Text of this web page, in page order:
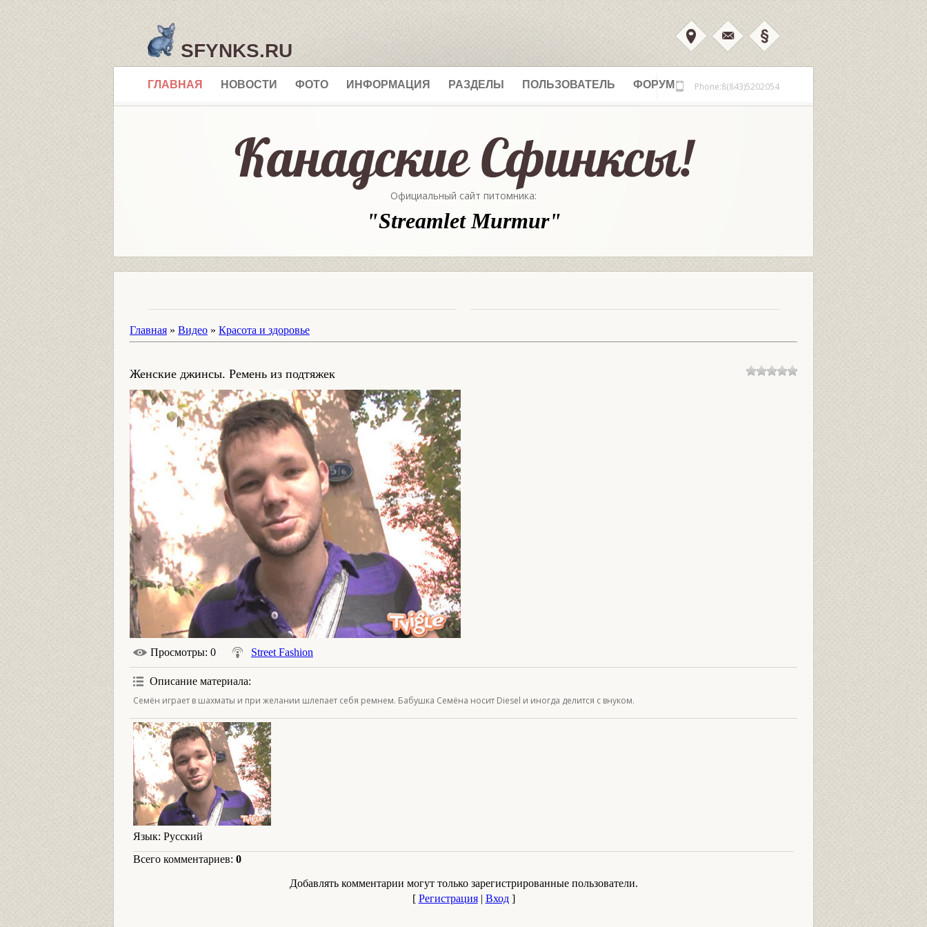
SFYNKS.RU
ГЛАВНАЯ НОВОСТИ ФОТО ИНФОРМАЦИЯ РАЗДЕЛЫ ПОЛЬЗОВАТЕЛЬ ФОРУМ Phone:8(843)5202054
Официальный сайт питомника:
"Streamlet Murmur"
Главная » Видео » Красота и здоровье
Женские джинсы. Ремень из подтяжек
Просмотры: 0 Street Fashion
Описание материала:
Семён играет в шахматы и при желании шлепает себя ремнем. Бабушка Семёна носит Diesel и иногда делится с внуком.
Язык: Русский
Всего комментариев: 0
Добавлять комментарии могут только зарегистрированные пользователи.
[ Регистрация| Вход]